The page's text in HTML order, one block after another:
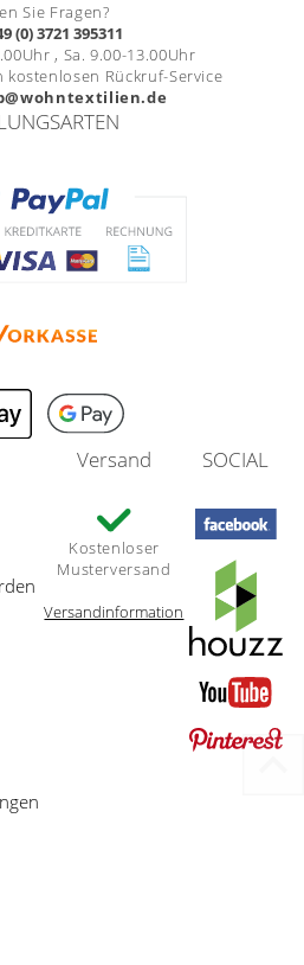
Sie Fragen?
(0) 3721 395311
, Sa. 9.00-13.00Uhr
kostenlosen Rückruf-Service
Versand
Kostenloser
Musterversand
Versandinformation
SOCIAL